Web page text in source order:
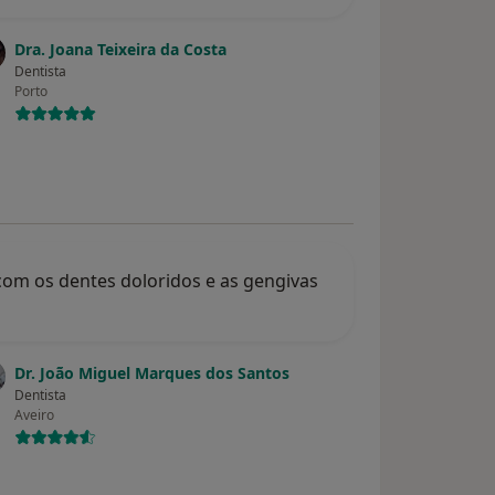
Dra. Joana Teixeira da Costa
Dentista
Porto
os dentes doloridos e as gengivas
Dr. João Miguel Marques dos Santos
Dentista
Aveiro